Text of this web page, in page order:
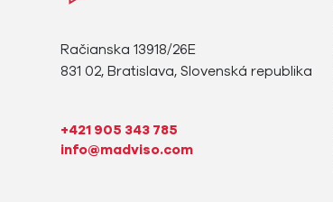
Račianska 13918/26E
831 02, Bratislava, Slovenská republika
+421 905 343 785
info@madviso.com